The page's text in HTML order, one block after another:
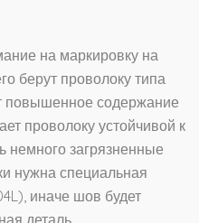
на маркировку на
берут проволоку типа
повышенное содержание
проволоку устойчивой к
немного загрязненные
нужна специальная
иначе шов будет